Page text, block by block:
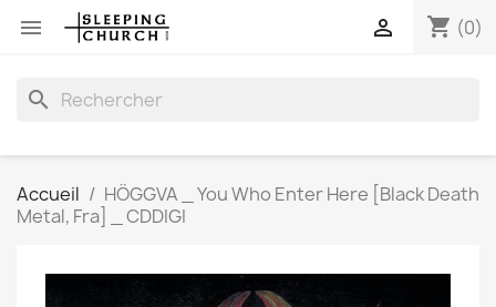
 shopping_cart (0)

search
Accueil
HÖGGVA _ You Who Enter Here [Black Death
Metal, Fra] _ CDDIGI